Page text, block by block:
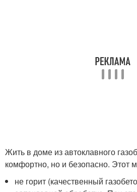
Жить в доме из автоклавного
комфортно, но и безопасно. Этот
не горит (качественный